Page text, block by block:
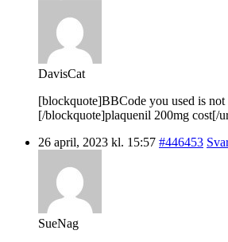
DavisCat
[blockquote]BBCode you used is not
[/blockquote]plaquenil 200mg cost[/
26 april, 2023 kl. 15:57 #446453
SueNag